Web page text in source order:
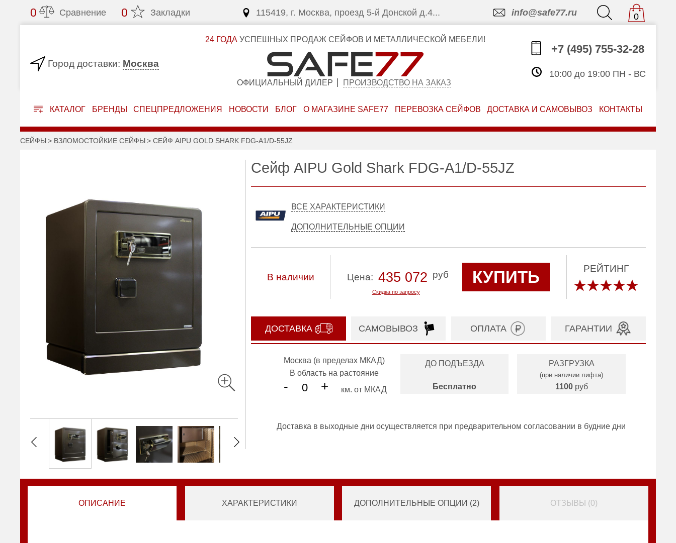
0 Сравнение 0 Закладки 115419, г. Москва, проезд 5-й Донской д.4... info@safe77.ru 0
Город доставки: Москва
24 ГОДАУСПЕШНЫХ ПРОДАЖ СЕЙФОВ И МЕТАЛЛИЧЕСКОЙ МЕБЕЛИ!
ОФИЦИАЛЬНЫЙ ДИЛЕР ПРОИЗВОДСТВО НА ЗАКАЗ
+7 (495) 755-32-28
10:00 до 19:00 ПН - ВС
КАТАЛОГ БРЕНДЫ СПЕЦПРЕДЛОЖЕНИЯ НОВОСТИ БЛОГ О МАГАЗИНЕ SAFE77 ПЕРЕВОЗКА СЕЙФОВ ДОСТАВКА И САМОВЫВОЗ КОНТАКТЫ
СЕЙФЫ ВЗЛОМОСТОЙКИЕ СЕЙФЫ СЕЙФ AIPU GOLD SHARK FDG-A1/D-55JZ
Сейф AIPU Gold Shark FDG-A1/D-55JZ
ВСЕ ХАРАКТЕРИСТИКИ
ДОПОЛНИТЕЛЬНЫЕ ОПЦИИ
В наличии Цена: 435 072
Скидка по запросу
руб КУПИТЬ РЕЙТИНГ
ДОСТАВКА САМОВЫВОЗ ОПЛАТА ГАРАНТИИ
Москва (в пределах МКАД)
В область на растояние
- + км. от МКАД
ДО ПОДЪЕЗДА
Бесплатно
РАЗГРУЗКА
(при наличии лифта)
1100 руб
Доставка в выходные дни осуществляется при предварительном согласовании в будние дни
ОПИСАНИЕ ХАРАКТЕРИСТИКИ ДОПОЛНИТЕЛЬНЫЕ ОПЦИИ (2) ОТЗЫВЫ (0)